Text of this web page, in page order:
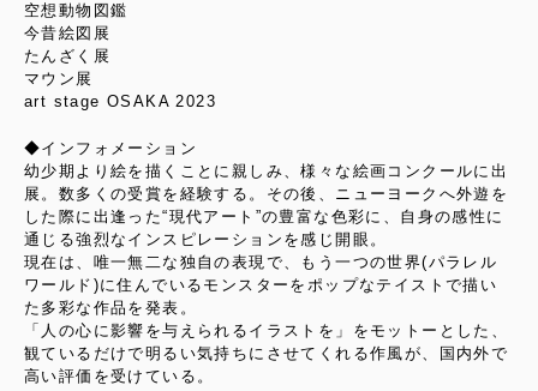
空想動物図鑑
今昔絵図展
たんざく展
マウン展
art stage OSAKA 2023
◆インフォメーション
幼少期より絵を描くことに親しみ、様々な絵画コンクールに出
展。数多くの受賞を経験する。その後、ニューヨークへ外遊を
した際に出逢った“現代アート”の豊富な色彩に、自身の感性に
通じる強烈なインスピレーションを感じ開眼。
現在は、唯一無二な独自の表現で、もう一つの世界(パラレル
ワールド)に住んでいるモンスターをポップなテイストで描い
た多彩な作品を発表。
「人の心に影響を与えられるイラストを」をモットーとした、
観ているだけで明るい気持ちにさせてくれる作風が、国内外で
高い評価を受けている。